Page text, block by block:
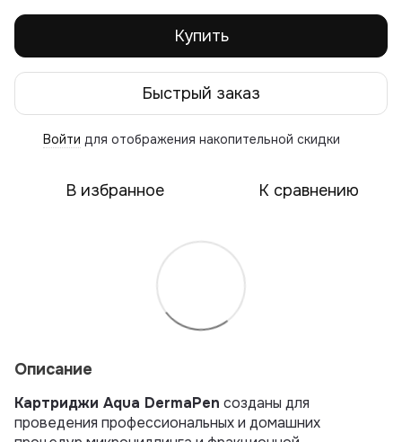
Купить
Быстрый заказ
Войти для отображения накопительной скидки
В избранное К сравнению
Описание
Картриджи Aqua DermaPen созданы для
проведения профессиональных и домашних